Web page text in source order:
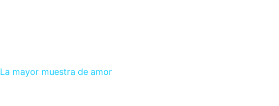
La mayor muestra de amor